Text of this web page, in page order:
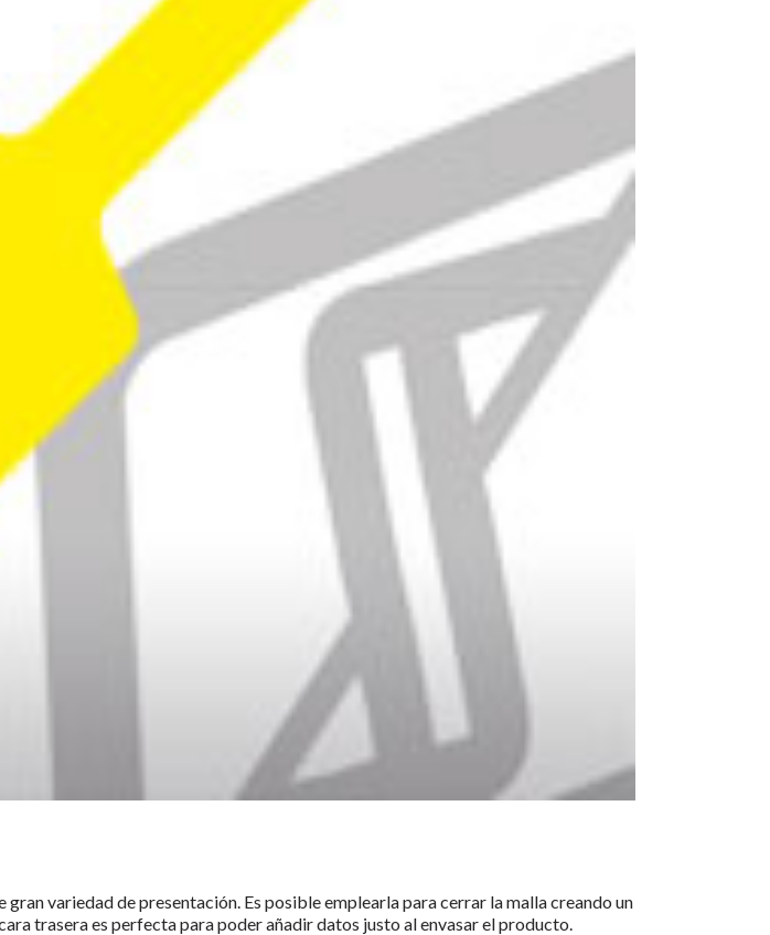
variedad de presentación. Es posible emplearla para cerrar la malla creando un
trasera es perfecta para poder añadir datos justo al envasar el producto.